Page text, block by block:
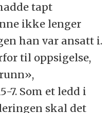
tapt
ikke lenger
han var ansatt i.
til oppsigelse,
7. Som et ledd i
skal det